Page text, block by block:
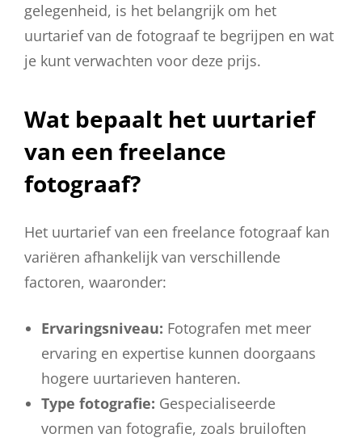
gelegenheid, is het belangrijk om het
uurtarief van de fotograaf te begrijpen en wat
je kunt verwachten voor deze prijs.
Wat bepaalt het uurtarief
van een freelance
fotograaf?
Het uurtarief van een freelance fotograaf kan
variëren afhankelijk van verschillende
factoren, waaronder:
Ervaringsniveau: Fotografen met meer
ervaring en expertise kunnen doorgaans
hogere uurtarieven hanteren.
Type fotografie: Gespecialiseerde
vormen van fotografie, zoals bruiloften